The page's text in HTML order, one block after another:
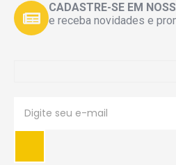
CADASTRE-SE EM
e receba novidades e